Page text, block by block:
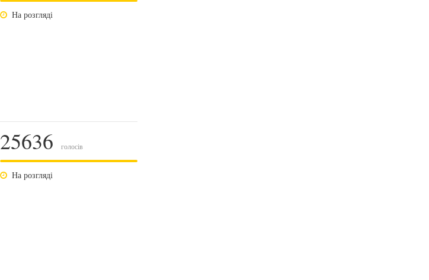
На розгляді
25636 голосів
На розгляді